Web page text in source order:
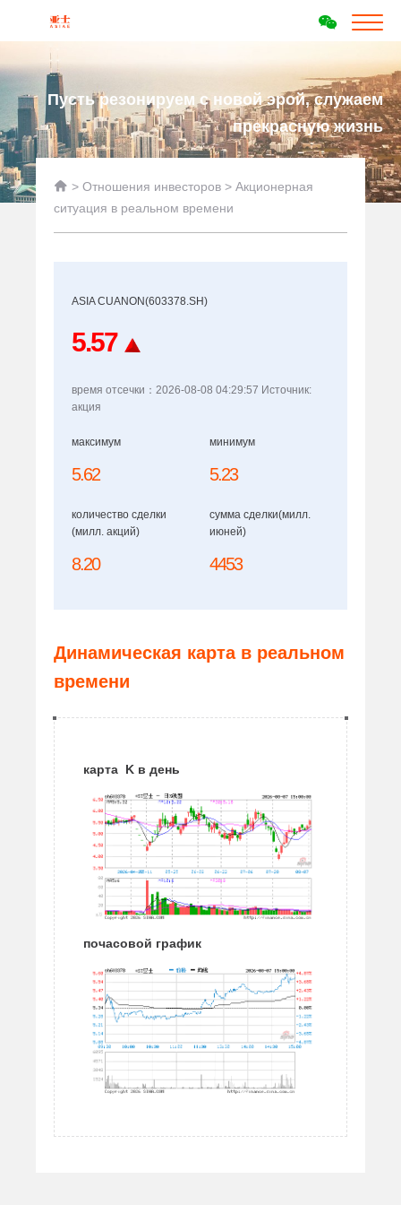
Пусть резонируем с новой эрой, служаем
прекрасную жизнь
 > Отношения инвесторов > Акционерная
ситуация в реальном времени
ASIA CUANON(603378.SH)
5.57
время отсечки： 2026-08-08 04:29:57 Источник:
акция
максимум
5.62
минимум
5.23
количество сделки
(милл. акций)
8.20
сумма сделки(милл.
июней)
4453
Динамическая карта в реальном
времени
карта K в день
почасовой график